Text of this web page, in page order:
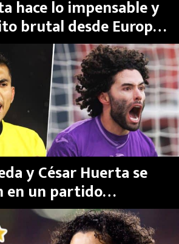
hace lo impensable y
brutal desde Europa
Mexicana para pelear su
2026
y César Huerta se
en un partido
para su futuro en el